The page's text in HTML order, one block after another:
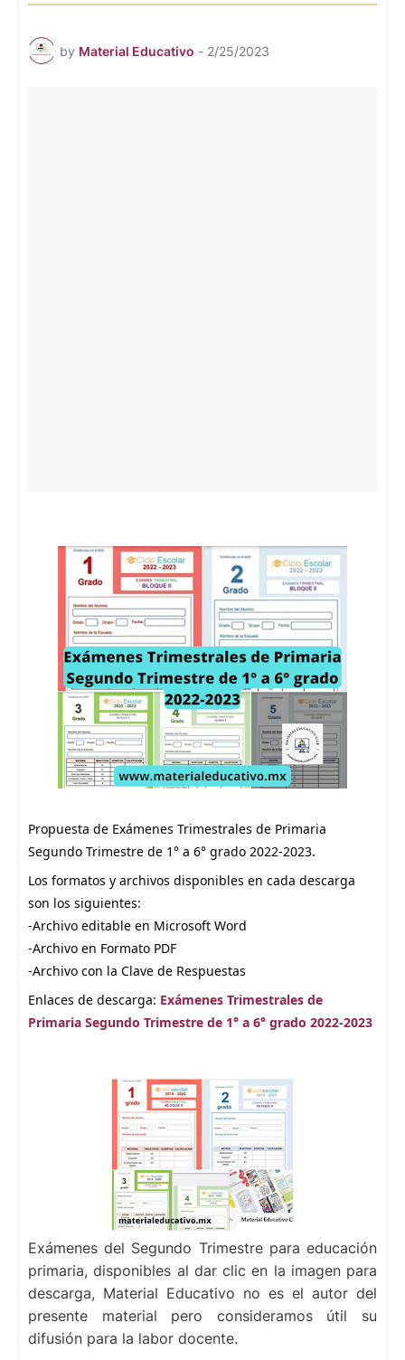
by Material Educativo - 2/25/2023
Propuesta de Exámenes Trimestrales de Primaria
Segundo Trimestre de 1° a 6° grado 2022-2023.
Los formatos y archivos disponibles en cada descarga
son los siguientes:
-Archivo editable en Microsoft Word
-Archivo en Formato PDF
-Archivo con la Clave de Respuestas
Enlaces de descarga: Exámenes Trimestrales de
Primaria Segundo Trimestre de 1° a 6° grado 2022-2023
Exámenes del Segundo Trimestre para educación
primaria, disponibles al dar clic en la imagen para
descarga, Material Educativo no es el autor del
presente material pero consideramos útil su
difusión para la labor docente.